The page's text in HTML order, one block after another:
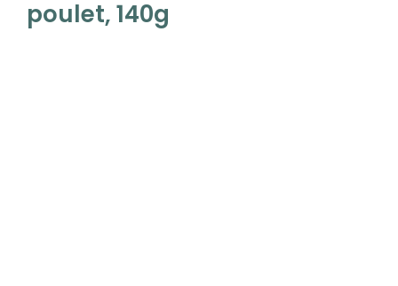
poulet, 140g